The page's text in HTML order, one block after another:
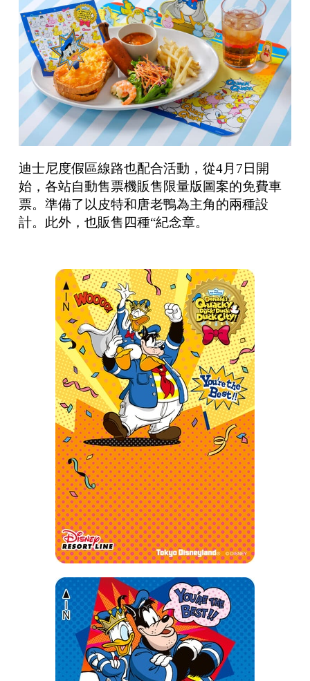
迪士尼度假區線路也配合活動，從4月7日開
始，各站自動售票機販售限量版圖案的免費車
票。準備了以皮特和唐老鴨為主角的兩種設
計。此外， 也販售四種“紀念章。